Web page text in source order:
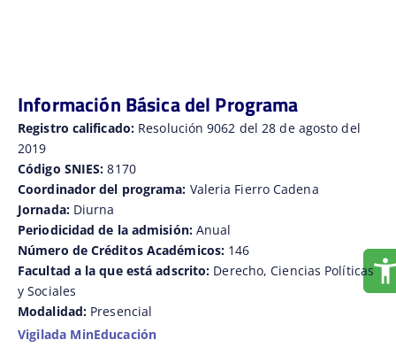
Información Básica del Programa
Registro calificado: Resolución 9062 del 28 de agosto del
2019
Código SNIES: 8170
Coordinador del programa: Valeria Fierro Cadena
Jornada:Diurna
Periodicidad de la admisión:Anual
Número de Créditos Académicos: 146
Facultad a la que está adscrito: Derecho, Ciencias Políticas
y Sociales
Modalidad: Presencial
Vigilada MinEducación